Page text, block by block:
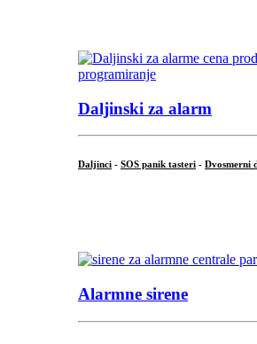
Daljinski za alarm
Daljinci - SOS panik tasteri - Dvosmerni
Alarmne sirene